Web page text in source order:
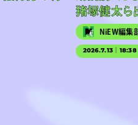
猪塚健太ら
NiEW編集
2026.7.13｜18:38